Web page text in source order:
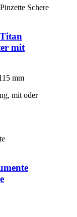
mit
mm
mit oder